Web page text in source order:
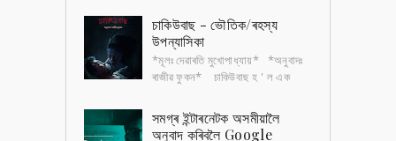
আদিবাসীৰ ভয়ত৷ সেই দ্বীপ...চাকিউবাছ - ভৌতিক/ৰহস্য
উপন্যাসিকা
*মূলঃ দেৱাৰতি মুখোপাধ্যায়* *অনুবাদঃ
ৰাজীৱ ফুকন* চাকিউবাছ হ ' ল এক
ওপৰত যৌন নিৰ্যাতন চলায়৷ সেই চ...
সমগ্ৰ ইন্টাৰনেটক অসমীয়ালৈ
অনুবাদ কৰিবলৈ Google